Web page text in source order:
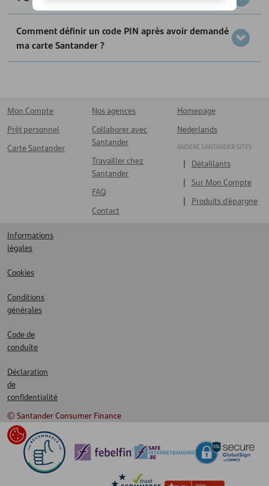
Comment définir un code PIN après avoir demandé
ma carte Santander ?
Mon Compte
Prêt personnel
Carte Santander
Nos agences
Collaborer avec
Santander
Travailler chez
Santander
FAQ
Contact
Homepage
Nederlands
ANDERE SANTANDER SITES
Détaillants
Sur Mon Compte
Produits d’épargne
Informations
légales
Cookies
Conditions
générales
Code de
conduite
Déclaration
de
confidentialité
© Santander Consumer Finance